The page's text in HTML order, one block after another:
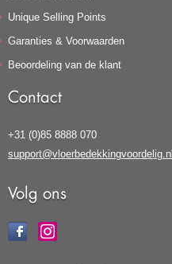
Unique Selling Points
Garanties & Voorwaarden
Beoordeling van de klant
Contact
+31 (0)85 8888 070
support@vloerbedekkingvoordelig.nl
Volg ons